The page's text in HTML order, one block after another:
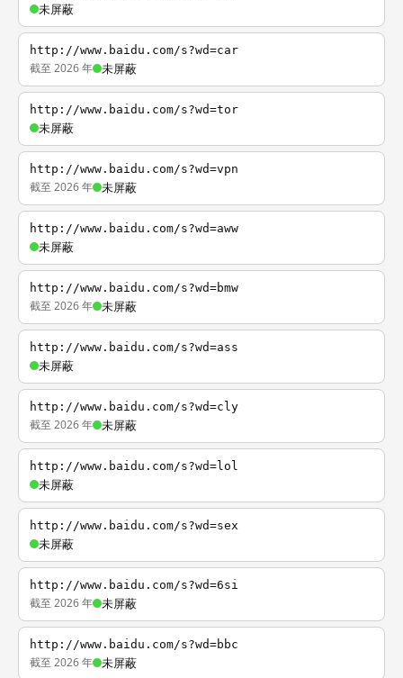
未屏蔽
http://www.baidu.com/s?wd=car
截至 2026 年 未屏蔽
http://www.baidu.com/s?wd=tor
未屏蔽
http://www.baidu.com/s?wd=vpn
截至 2026 年 未屏蔽
http://www.baidu.com/s?wd=aww
未屏蔽
http://www.baidu.com/s?wd=bmw
截至 2026 年 未屏蔽
http://www.baidu.com/s?wd=ass
未屏蔽
http://www.baidu.com/s?wd=cly
截至 2026 年 未屏蔽
http://www.baidu.com/s?wd=lol
未屏蔽
http://www.baidu.com/s?wd=sex
未屏蔽
http://www.baidu.com/s?wd=6si
截至 2026 年 未屏蔽
http://www.baidu.com/s?wd=bbc
截至 2026 年 未屏蔽